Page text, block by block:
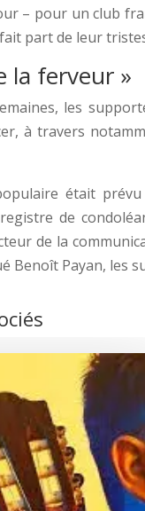
– pour un club
part de leur
la ferveur »
les
à travers
était
de
de la
Benoît Payan,